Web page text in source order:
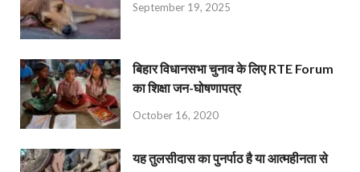
September 19, 2025
बिहार विधानसभा चुनाव के लिए RTE Forum
का शिक्षा जन-घोषणापत्र
October 16, 2020
यह तुलसीदास का पुनर्पाठ है या आत्महीनता से